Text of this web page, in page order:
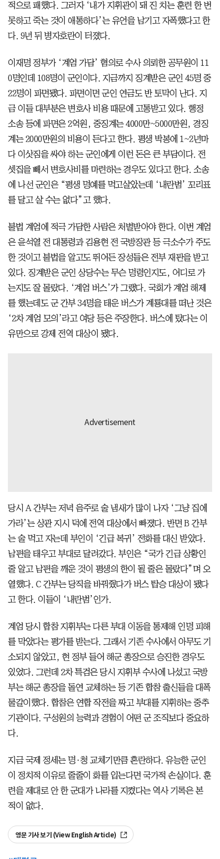
적으로 패했다. 그러자 ‘내가 지휘관이 돼 진 치는 훈련 한 번
못하고 죽는 것이 애통하다’는 유언을 남기고 자폭했다고 한
다. 9년 뒤 병자호란이 터졌다.
이재명 정부가 ‘계엄 가담’ 혐의로 수사 의뢰한 공무원이 11
0명인데 108명이 군인이다. 지금까지 징계받은 군인 45명 중
22명이 파면됐다. 파면이면 군인 연금도 반 토막이 난다. 지
금 이들 대부분은 변호사 비용 때문에 고통받고 있다. 행정
소송 등에 파면은 2억원, 중징계는 4000만~5000만원, 경징
계는 2000만원의 비용이 든다고 한다. 평생 박봉에 1~2년마
다 이삿짐을 싸야 하는 군인에게 이런 돈은 큰 부담이다. 전
셋집을 빼서 변호사비를 마련하는 경우도 있다고 한다. 소송
에 나선 군인은 “평생 명예를 먹고살았는데 ‘내란범’ 꼬리표
를 달고 살 수는 없다”고 했다.
불법 계엄에 적극 가담한 사람은 처벌받아야 한다. 이번 계엄
은 윤석열 전 대통령과 김용현 전 국방장관 등 극소수가 주도
한 것이고 불법을 알고도 뛰어든 장성들은 전부 재판을 받고
있다. 징계받은 군인 상당수는 무슨 명령인지도, 어디로 가
는지도 잘 몰랐다. ‘계엄 버스’가 그랬다. 국회가 계엄 해제
를 했는데도 군 간부 34명을 태운 버스가 계룡대를 떠난 것은
‘2차 계엄 모의’라고 여당 등은 주장한다. 버스에 탔다는 이
유만으로 강제 전역 대상이 됐다.
당시 A 간부는 저녁 음주로 술 냄새가 많이 나자 ‘그냥 집에
가라’는 상관 지시 덕에 전역 대상에서 빠졌다. 반면 B 간부
는 술 먹고 자는데 부인이 ‘긴급 복귀’ 전화를 대신 받았다.
남편을 태우고 부대로 달려갔다. 부인은 “국가 긴급 상황인
줄 알고 남편을 깨운 것이 평생의 한이 될 줄은 몰랐다”며 오
열했다. C 간부는 당직을 바꿔줬다가 버스 탑승 대상이 됐다
고 한다. 이들이 ‘내란범’인가.
계엄 당시 합참 지휘부는 다른 부대 이동을 통제해 인명 피해
를 막았다는 평가를 받는다. 그래서 기존 수사에서 아무도 기
소되지 않았고, 현 정부 들어 해군 총장으로 승진한 경우도
있었다. 그런데 2차 특검은 당시 지휘부 수사에 나섰고 국방
부는 해군 총장을 돌연 교체하는 등 기존 합참 출신들을 대폭
물갈이했다. 합참은 연합 작전을 짜고 부대를 지휘하는 중추
기관이다. 구성원의 능력과 경험이 어떤 군 조직보다 중요하
다.
지금 국제 정세는 명·청 교체기만큼 혼란하다. 유능한 군인
이 정치적 이유로 줄줄이 화를 입는다면 국가적 손실이다. 훈
련을 제대로 안 한 군대가 나라를 지켰다는 역사 기록은 본
적이 없다.
영문 기사 보기 (View English Article)